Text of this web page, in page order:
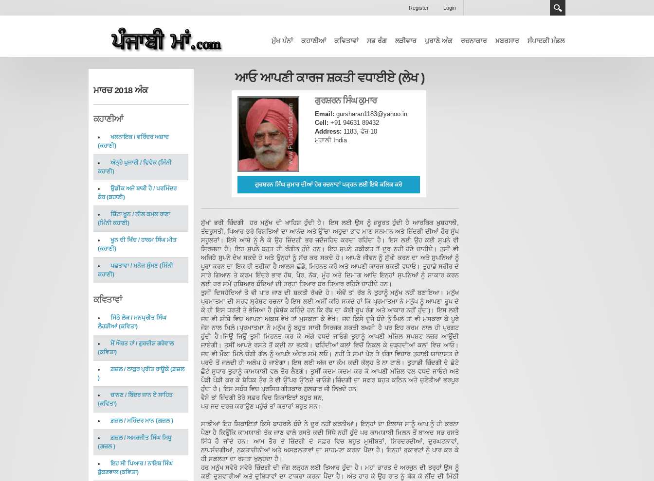
Register Login
ਮੁੱਖ ਪੰਨਾਂ ਕਹਾਣੀਆਂ ਕਵਿਤਾਵਾਂ ਸਭ ਰੰਗ ਲੜੀਵਾਰ ਪੁਰਾਣੇ ਅੰਕ ਰਚਨਾਕਾਰ ਖ਼ਬਰਸਾਰ ਸੰਪਾਦਕੀ ਮੰਡਲ
ਮਾਰਚ 2018 ਅੰਕ
ਕਹਾਣੀਆਂ
ਖਲਨਾਇਕ/ਵਰਿੰਦਰ ਅਜ਼ਾਦ
(ਕਹਾਣੀ)
ਅੰਨ੍ਹੇ ਪੁਜਾਰੀ/ ਵਿਵੇਕ(ਮਿੰਨੀ
ਕਹਾਣੀ)
ਉਡੀਕ ਅਜੇ ਬਾਕੀ ਹੈ/ਪਰਮਿੰਦਰ
ਕੌਰ(ਕਹਾਣੀ)
ਚਿੱਟਾ ਖੂਨ/ਨੀਲ ਕਮਲ ਰਾਣਾ
(ਮਿੰਨੀ ਕਹਾਣੀ)
ਖੂਨ ਦੀ ਖਿੱਚ/ਹਾਕਮ ਸਿੰਘ ਮੀਤ
(ਕਹਾਣੀ)
ਪਛਤਾਵਾ/ ਮਨੋਜ ਸੁੰਮਣ(ਮਿੰਨੀ
ਕਹਾਣੀ)
ਕਵਿਤਾਵਾਂ
ਮਿੱਠੇ ਲੋਕ/ਮਨਪ੍ਰੀਤ ਸਿੰਘ
ਲੈਹੜੀਆਂ(ਕਵਿਤਾ)
ਮੈਂ ਔਰਤ ਹਾਂ/ ਗੁਰਦੀਸ਼ ਗਰੇਵਾਲ
(ਕਵਿਤਾ)
ਗ਼ਜ਼ਲ/ਠਾਕੁਰ ਪ੍ਰੀਤ ਰਾਊਕੇ(ਗ਼ਜ਼ਲ
)
ਚਾਨਣ/ ਬਿੰਦਰ ਜਾਨ ਏ ਸਾਹਿਤ
(ਕਵਿਤਾ)
ਗ਼ਜ਼ਲ/ਮਹਿੰਦਰ ਮਾਨ(ਗ਼ਜ਼ਲ)
ਗ਼ਜ਼ਲ/ ਅਮਰਜੀਤ ਸਿੰਘ ਸਿਧੂ
(ਗ਼ਜ਼ਲ)
ਇਹ ਸੀ ਪਿਆਰ/ਨਾਇਬ ਸਿੰਘ
ਬੁੱਕਣਵਾਲ(ਕਵਿਤਾ)
ਆਓ ਆਪਣੀ ਕਾਰਜ ਸ਼ਕਤੀ ਵਧਾਈਏ (ਲੇਖ )
ਗੁਰਸ਼ਰਨ ਸਿੰਘ ਕੁਮਾਰ
Email: gursharan1183@yahoo.in
Cell: +91 94631 89432
Address: 1183, ਫੇਜ਼-10
ਮੁਹਾਲੀ India
ਗੁਰਸ਼ਰਨ ਸਿੰਘ ਕੁਮਾਰ ਦੀਆਂ ਹੋਰ ਰਚਨਾਵਾਂ ਪੜ੍ਹਨ ਲਈ ਇਥੇ ਕਲਿਕ ਕਰੋ
ਸੁੱਖਾਂ ਭਰੀ ਜ਼ਿੰਦਗੀ ਹਰ ਮਨੁੱਖ ਦੀ ਖਾਹਿਸ਼ ਹੁੰਦੀ ਹੈ। ਇਸ ਲਈ ਉਸ ਨੂੰ ਜ਼ਰੂਰਤ ਹੁੰਦੀ ਹੈ ਆਰਥਿਕ ਖ਼ੁਸ਼ਹਾਲੀ,
ਤੰਦਰੁਸਤੀ, ਪਿਆਰ ਭਰੇ ਰਿਸ਼ਤਿਆਂ ਦਾ ਆਨੰਦ ਅਤੇ ਉੱਚਾ ਅਹੁਦਾ ਭਾਵ ਮਾਣ ਸਨਮਾਨ ਅਤੇ ਜ਼ਿੰਦਗੀ ਦੀਆਂ ਹੋਰ ਸੁੱਖ
ਸਹੂਲਤਾਂ। ਇਸੇ ਆਸ਼ੇ ਨੂੰ ਲੈ ਕੇ ਉਹ ਜ਼ਿੰਦਗੀ ਭਰ ਜਦੋਜਹਿਦ ਕਰਦਾ ਰਹਿੰਦਾ ਹੈ। ਇਸ ਲਈ ਉਹ ਕਈ ਸੁਪਨੇ ਵੀ
ਸਿਰਜਦਾ ਹੈ। ਇਹ ਸੁਪਨੇ ਬਹੁਤ ਹੀ ਰੰਗੀਨ ਹੁੰਦੇ ਹਨ। ਇਹ ਸੁਪਨੇ ਹਕੀਕਤ ਤੋਂ ਦੂਰ ਨਹੀਂ ਹੋਣੇ ਚਾਹੀਦੇ। ਤੁਸੀਂ ਵੀ
ਅਜਿਹੇ ਸੁਪਨੇ ਦੇਖ ਸਕਦੇ ਹੋ ਅਤੇ ਉਨ੍ਹਾਂ ਨੂੰ ਸੱਚ ਕਰ ਸਕਦੇ ਹੋ। ਆਪਣੇ ਜੀਵਨ ਨੂੰ ਸੁੱਖੀ ਕਰਨ ਦਾ ਅਤੇ ਸੁਪਨਿਆਂ ਨੂੰ
ਪੂਰਾ ਕਰਨ ਦਾ ਇਕ ਹੀ ਤਰੀਕਾ ਹੈ-ਆਲਸ ਛੱਡੋ, ਮਿਹਨਤ ਕਰੋ ਅਤੇ ਆਪਣੀ ਕਾਰਜ ਸ਼ਕਤੀ ਵਧਾਓ। ਤੁਹਾਡੇ ਸਰੀਰ ਦੇ
ਸਾਰੇ ਗਿਆਨ ਤੇ ਕਰਮ ਇੰਦਰੇ ਭਾਵ ਹੱਥ, ਪੈਰ, ਨੱਕ, ਮੂੰਹ ਅਤੇ ਦਿਮਾਗ ਆਦਿ ਇਨ੍ਹਾਂ ਸੁਪਨਿਆਂ ਨੂੰ ਸਾਕਾਰ ਕਰਨ
ਲਈ ਹਰ ਸਮੇਂ ਹੁਸ਼ਿਆਰ ਬੰਦਿਆਂ ਦੀ ਤਰ੍ਹਾਂ ਤਿਆਰ ਬਰ ਤਿਆਰ ਰਹਿਣੇ ਚਾਹੀਦੇ ਹਨ।
ਤੁਸੀਂ ਦਿਸਹੱਦਿਆਂ ਤੋਂ ਵੀ ਪਾਰ ਜਾਣ ਦੀ ਸ਼ਕਤੀ ਰੱਖਦੇ ਹੋ। ਐਵੇਂ ਤਾਂ ਰੱਬ ਨੇ ਤੁਹਾਨੂੰ ਮਨੁੱਖ ਨਹੀਂ ਬਣਾਇਆ। ਮਨੁੱਖ
ਪ੍ਰਮਾਤਮਾ ਦੀ ਸਰਵ ਸ੍ਰੇਸ਼ਟ ਰਚਨਾ ਹੈ ਇਸ ਲਈ ਅਸੀਂ ਕਹਿ ਸਕਦੇ ਹਾਂ ਕਿ ਪ੍ਰਮਾਤਮਾ ਨੇ ਮਨੁੱਖ ਨੂੰ ਆਪਣਾ ਰੂਪ ਦੇ
ਕੇ ਹੀ ਇਸ ਧਰਤੀ ਤੇ ਭੇਜਿਆ ਹੈ (ਬੇਸ਼ੱਕ ਕਹਿੰਦੇ ਹਨ ਕਿ ਰੱਬ ਦਾ ਕੋਈ ਰੂਪ ਰੰਗ ਅਤੇ ਆਕਾਰ ਨਹੀਂ ਹੁੰਦਾ)। ਇਸ ਲਈ
ਜਦ ਵੀ ਸ਼ੀਸ਼ੇ ਵਿਚ ਆਪਣਾ ਅਕਸ ਵੇਖੋ ਤਾਂ ਮੁਸਕਰਾ ਕੇ ਵੇਖੋ। ਜਦ ਕਿਸੇ ਦੂਜੇ ਬੰਦੇ ਨੂੰ ਮਿਲੋ ਤਾਂ ਵੀ ਮੁਸਕਰਾ ਕੇ ਪੂਰੇ
ਜੋਸ਼ ਨਾਲ ਮਿਲੋ।ਪ੍ਰਮਾਤਮਾ ਨੇ ਮਨੁੱਖ ਨੂੰ ਬਹੁਤ ਸਾਰੀ ਸਿਰਜਕ ਸ਼ਕਤੀ ਬਖਸ਼ੀ ਹੈ ਪਰ ਇਹ ਕਰਮ ਨਾਲ ਹੀ ਪ੍ਰਗਟ
ਹੁੰਦੀ ਹੈ।ਜਿਉਂ ਜਿਉਂ ਤੁਸੀ ਮਿਹਨਤ ਕਰ ਕੇ ਅੱਗੇ ਵਧਦੇ ਜਾਓਗੇ ਤੁਹਾਨੂੰ ਆਪਣੀ ਮੰਜ਼ਿਲ ਸਪਸ਼ਟ ਨਜ਼ਰ ਆਉਂਦੀ
ਜਾਏਗੀ। ਤੁਸੀਂ ਆਪਣੇ ਰਸਤੇ ਤੋਂ ਕਦੀ ਨਾ ਭਟਕੋ। ਢਹਿੰਦੀਆਂ ਕਲਾਂ ਵਿਚੋਂ ਨਿਕਲ ਕੇ ਚੜ੍ਹਦੀਆਂ ਕਲਾਂ ਵਿਚ ਆਓ।
ਜਦ ਵੀ ਮੌਕਾ ਮਿਲੇ ਚੰਗੀ ਗੱਲ ਨੂੰ ਆਪਣੇ ਅੰਦਰ ਸਮੋ ਲਓ। ਨਹੀਂ ਤੇ ਸਮਾਂ ਪੈਣ ਤੇ ਚੰਗਾ ਵਿਚਾਰ ਤੁਹਾਡੀ ਯਾਦਾਸ਼ਤ ਦੇ
ਪਰਦੇ ਤੋਂ ਜਲਦੀ ਹੀ ਅਲੋਪ ਹੋ ਜਾਏਗਾ। ਇਸ ਲਈ ਅੱਜ ਦਾ ਕੰਮ ਕਦੀ ਕੱਲ੍ਹ ਤੇ ਨਾ ਟਾਲੋ। ਤੁਹਾਡੀ ਜ਼ਿੰਦਗੀ ਦੇ ਛੋਟੇ
ਛੋਟੇ ਸੁਧਾਰ ਤੁਹਾਨੂੰ ਕਾਮਯਾਬੀ ਵਲ ਤੋਰ ਲੈਣਗੇ। ਤੁਸੀਂ ਕਦਮ ਕਦਮ ਕਰ ਕੇ ਆਪਣੀ ਮੰਜ਼ਿਲ ਵਲ ਵਧਦੇ ਜਾਓਗੇ ਅਤੇ
ਪੌੜੀ ਪੌੜੀ ਕਰ ਕੇ ਬੋਧਿਕ ਤੌਰ ਤੇ ਵੀ ਉੱਪਰ ਉੱਠਦੇ ਜਾਓਗੇ।ਜ਼ਿੰਦਗੀ ਦਾ ਸਫ਼ਰ ਬਹੁਤ ਕਠਿਨ ਅਤੇ ਚੁਣੌਤੀਆਂ ਭਰਪੂਰ
ਹੁੰਦਾ ਹੈ। ਇਸ ਸਬੰਧ ਵਿਚ ਪ੍ਰਸਿਧ ਗੀਤਕਾਰ ਗੁਲਜ਼ਾਰ ਜੀ ਲਿਖਦੇ ਹਨ:
ਵੈਸੇ ਤਾਂ ਜ਼ਿੰਦਗੀ ਤੇਰੇ ਸਫ਼ਰ ਵਿਚ ਸ਼ਿਕਾਇਤਾਂ ਬਹੁਤ ਸਨ,
ਪਰ ਜਦ ਦਰਜ਼ ਕਰਾਉਣ ਪਹੁੰਚੇ ਤਾਂ ਕਤਾਰਾਂ ਬਹੁਤ ਸਨ।
ਸਾਡੀਆਂ ਇਹ ਸ਼ਿਕਾਇਤਾਂ ਕਿਸੇ ਬਾਹਰਲੇ ਬੰਦੇ ਨੇ ਦੂਰ ਨਹੀਂ ਕਰਨੀਆਂ। ਇਨ੍ਹਾਂ ਦਾ ਇਲਾਜ ਸਾਨੂੰ ਆਪ ਨੂੰ ਹੀ ਕਰਨਾ
ਪੈਣਾ ਹੈ ਕਿਉਂਕਿ ਕਾਮਯਾਬੀ ਤੱਕ ਜਾਣ ਵਾਲੇ ਰਸਤੇ ਕਦੀ ਸਿੱਧੇ ਨਹੀਂ ਹੁੰਦੇ ਪਰ ਕਾਮਯਾਬੀ ਮਿਲਨ ਤੋਂ ਬਾਅਦ ਸਭ ਰਸਤੇ
ਸਿੱਧੇ ਹੋ ਜਾਂਦੇ ਹਨ। ਆਮ ਤੋਰ ਤੇ ਜ਼ਿੰਦਗੀ ਦੇ ਸਫ਼ਰ ਵਿਚ ਬਹੁਤ ਮੁਸੀਬਤਾਂ, ਸਿਰਦਰਦੀਆਂ, ਦੁਰਘਟਨਾਵਾਂ,
ਨਾਪਸੰਦਗੀਆਂ, ਨੁਕਤਾਚੀਨੀਆਂ ਅਤੇ ਅਸਫ਼ਲਤਾਵਾਂ ਦਾ ਸਾਹਮਣਾ ਕਰਨਾ ਪੈਂਦਾ ਹੈ। ਇਨ੍ਹਾਂ ਰੁਕਾਵਟਾਂ ਨੂੰ ਪਾਰ ਕਰ ਕੇ
ਹੀ ਸਫ਼ਲਤਾ ਦਾ ਰਸਤਾ ਖੁਲ੍ਹਦਾ ਹੈ।
ਹਰ ਮਨੁੱਖ ਸਵੇਰੇ ਸਵੇਰੇ ਜ਼ਿੰਦਗੀ ਦੀ ਜੰਗ ਲੜ੍ਹਨ ਲਈ ਤਿਆਰ ਹੁੰਦਾ ਹੈ। ਮਹਾਂ ਭਾਰਤ ਦੇ ਅਰਜੁਨ ਦੀ ਤਰ੍ਹਾਂ ਉਸ ਨੂੰ
ਕਈ ਦੁਸ਼ਵਾਰੀਆਂ ਅਤੇ ਦੁਬਿਧਾਵਾਂ ਦਾ ਟਾਕਰਾ ਕਰਨਾ ਪੈਂਦਾ ਹੈ। ਅੰਤ ਹਾਰ ਕੇ ਉਹ ਰਾਤ ਨੂੰ ਥੱਕ ਕੇ ਨੀਂਦ ਦੀ ਮਿੱਠੀ